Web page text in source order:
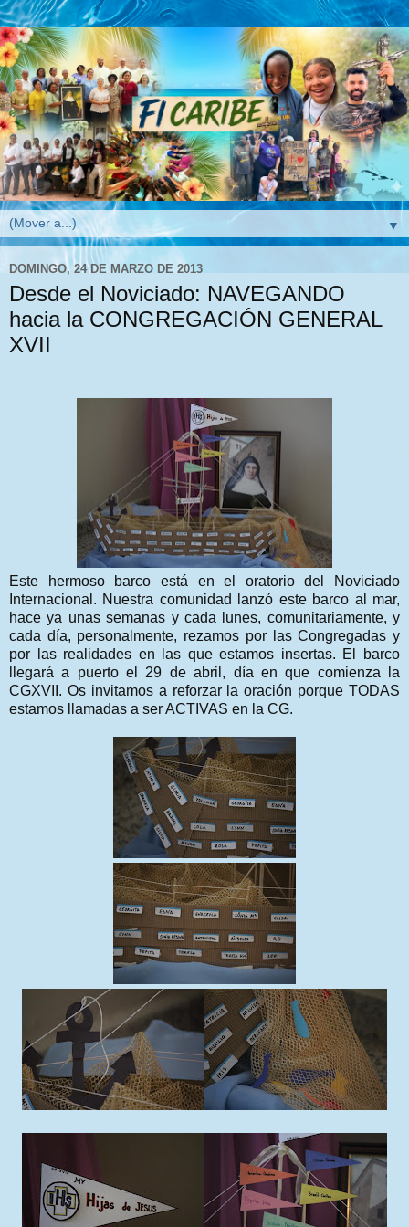
▼
DOMINGO, 24 DE MARZO DE 2013
Desde el Noviciado: NAVEGANDO
hacia la CONGREGACIÓN GENERAL
XVII
Este hermoso barco está en el oratorio del Noviciado
Internacional. Nuestra comunidad lanzó este barco al mar,
hace ya unas semanas y cada lunes, comunitariamente, y
cada día, personalmente, rezamos por las Congregadas y
por las realidades en las que estamos insertas. El barco
llegará a puerto el 29 de abril, día en que comienza la
CGXVII. Os invitamos a reforzar la oración porque TODAS
estamos llamadas a ser ACTIVAS en la CG.